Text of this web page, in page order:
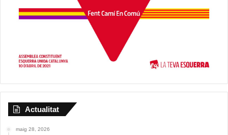
Actualitat
maig 28, 2026